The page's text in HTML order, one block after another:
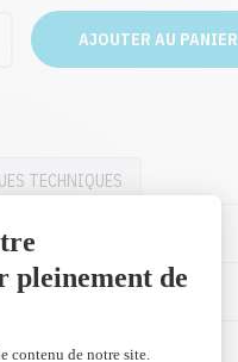
AJOUTER AU PANIER
TECHNIQUES